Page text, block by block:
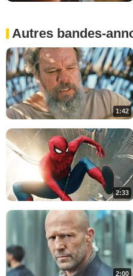
Autres bandes-
1:42
2:33
2:00